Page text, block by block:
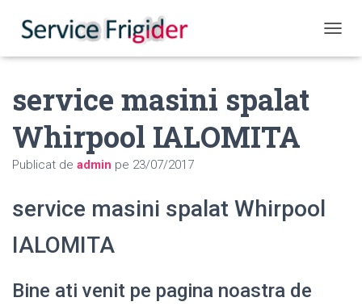
service masini spalat
Whirpool IALOMITA
Publicat de admin pe 23/07/2017
service masini spalat Whirpool
IALOMITA
Bine ati venit pe pagina noastra de